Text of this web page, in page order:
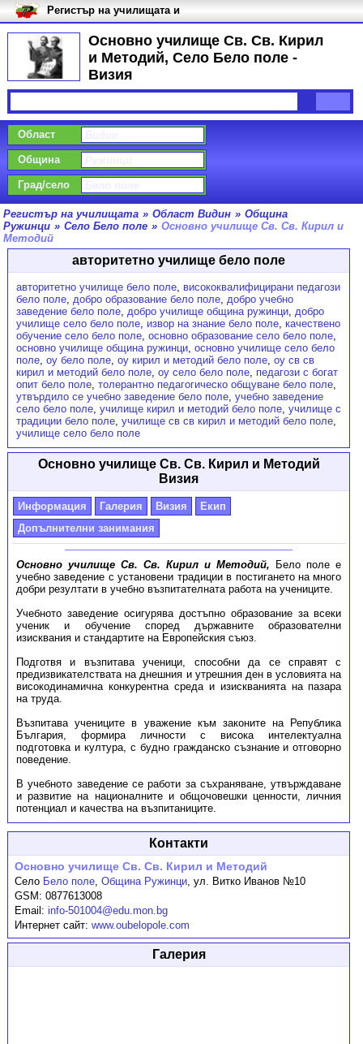
Основно училище Св. Св. Кирил
и Методий, Село Бело поле -
Визия
Регистър на училищата и
университетите в България
Област
Община
Град/село
Регистър на училищата » Област Видин » Община
Ружинци » Село Бело поле » Основно училище Св. Св. Кирил и
Методий
авторитетно училище бело поле
авторитетно училище бело поле, висококвалифицирани педагози
бело поле, добро образование бело поле, добро учебно
заведение бело поле, добро училище община ружинци, добро
училище село бело поле, извор на знание бело поле, качествено
обучение село бело поле, основно образование село бело поле,
основно училище община ружинци, основно училище село бело
поле, оу бело поле, оу кирил и методий бело поле, оу св св
кирил и методий бело поле, оу село бело поле, педагози с богат
опит бело поле, толерантно педагогическо общуване бело поле,
утвърдило се учебно заведение бело поле, учебно заведение
село бело поле, училище кирил и методий бело поле, училище с
традиции бело поле, училище св св кирил и методий бело поле,
училище село бело поле
Основно училище Св. Св. Кирил и Методий
Визия
Информация Галерия Визия
Екип
Допълнителни занимания
Основно училище Св. Св. Кирил и Методий, Бело поле е
учебно заведение с установени традиции в постигането на много
добри резултати в учебно възпитателната работа на учениците.
Учебното заведение осигурява достъпно образование за всеки
ученик и обучение според държавните образователни
изисквания и стандартите на Европейския съюз.
Подготвя и възпитава ученици, способни да се справят с
предизвикателствата на днешния и утрешния ден в условията на
високодинамична конкурентна среда и изискванията на пазара
на труда.
Възпитава учениците в уважение към законите на Република
България, формира личности с висока интелектуална
подготовка и култура, с будно гражданско съзнание и отговорно
поведение.
В учебното заведение се работи за съхраняване, утвърждаване
и развитие на националните и общочовешки ценности, личния
потенциал и качества на възпитаниците.
Контакти
Основно училище Св. Св. Кирил и Методий
Село Бело поле,Община Ружинци,ул. Витко Иванов №10
GSM:0877613008
Email:info-501004@edu.mon.bg
Интернет сайт:www.oubelopole.com
Галерия